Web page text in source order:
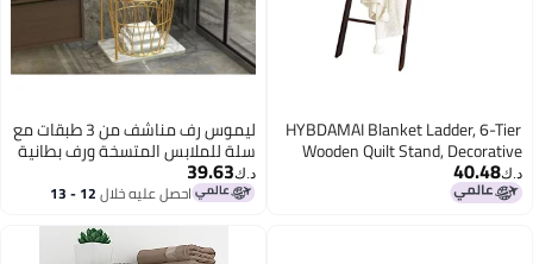
HYBDAMAI Blanket Ladder, 6-Tier
Wooden Quilt Stand, Decorative
Ladder Shelf, Leaning Shelf, Wall
Leaning Blanket Ladder Towel
د.ك‏40.48
ليموس رف مناشف من 3 طبقات مع
سلة للملابس المتسخة ورف بطانية
للحمام وغرفة النوم
د.ك‏39.63
احصل عليه خلال 12 - 13